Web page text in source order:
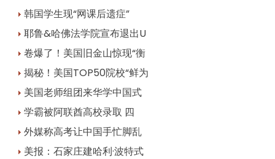
韩国学生现“网课后遗症”
耶鲁&哈佛法学院宣布退出U
卷爆了！美国旧金山惊现“衡
揭秘！美国TOP50院校“鲜为
美国老师组团来华学中国式
学霸被阿联酋高校录取 四
外媒称高考让中国手忙脚乱
美报：石家庄建哈利·波特式